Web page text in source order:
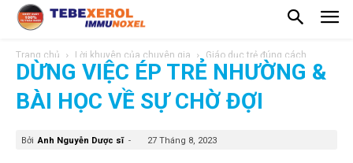
Trang chủ Lời khuyên của chuyên gia Giáo dục trẻ đúng cách
DỪNG VIỆC ÉP TRẺ NHƯỜNG &
BÀI HỌC VỀ SỰ CHỜ ĐỢI
Bởi Anh Nguyễn Dược sĩ - 27 Tháng 8, 2023